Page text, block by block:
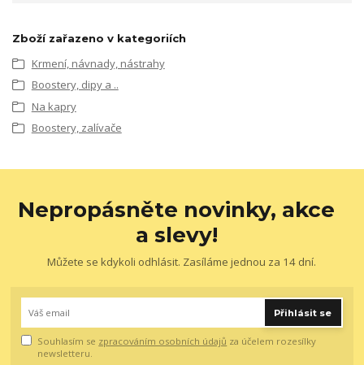
Zboží zařazeno v kategoriích
Krmení, návnady, nástrahy
Boostery, dipy a ..
Na kapry
Boostery, zalívače
Nepropásněte novinky, akce
a slevy!
Můžete se kdykoli odhlásit. Zasíláme jednou za 14 dní.
Přihlásit se
Souhlasím se zpracováním osobních údajů za účelem rozesílky
newsletteru.